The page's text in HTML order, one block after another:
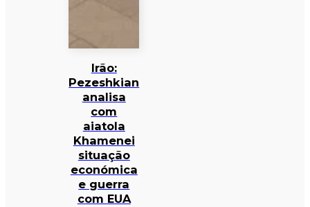
Irão:
Pezeshkian
analisa
com
aiatola
Khamenei
situação
económica
e guerra
com EUA